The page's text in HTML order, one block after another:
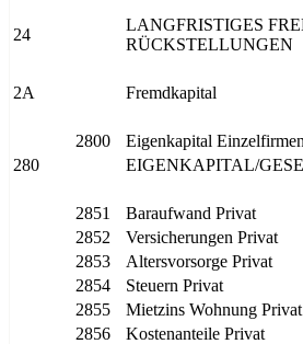
24
LANGFRISTIGES
RÜCKSTELLUNGEN
2A Fremdkapital
2800 Eigenkapital Einzelfirmen
280
EIGENKAPITAL/
2851 Baraufwand Privat
2852
Versicherungen Privat
2853
Altersvorsorge Privat
2854
Steuern Privat
2855
Mietzins Wohnung Privat
2856
Kostenanteile Privat